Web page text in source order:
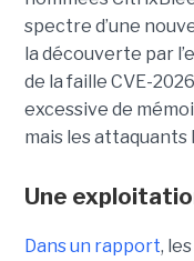
spectre d’une
la découverte par
de la faille CVE-
excessive de
mais les attaquants
Une
Dans un rapport,